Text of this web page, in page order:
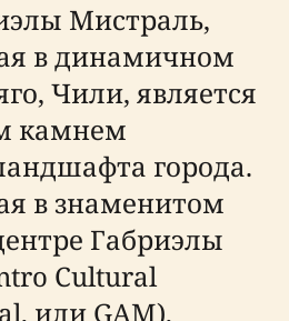
Мистраль,
в динамичном
Чили, является
камнем
города.
в знаменитом
Габриэлы
Cultural
или GAM),